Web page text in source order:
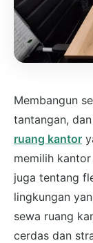
Membangun
tantangan,
ruang kantor
memilih
juga tentang
lingkungan
sewa ruang
cerdas dan